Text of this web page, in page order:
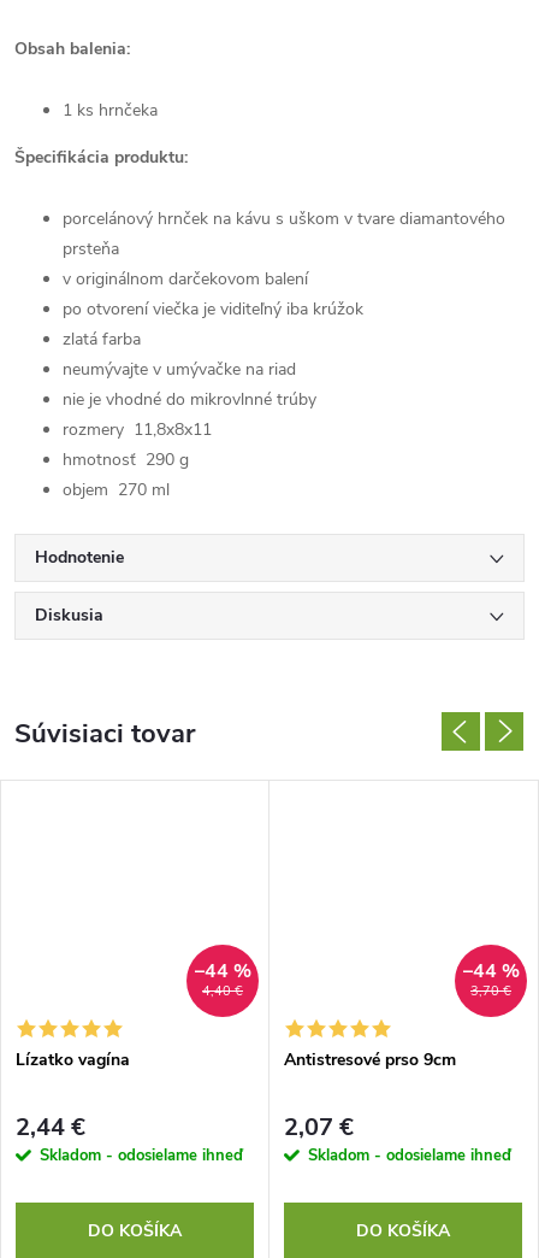
Obsah balenia:
1 ks hrnčeka
Špecifikácia produktu:
porcelánový hrnček na kávu s uškom v tvare diamantového
prsteňa
v originálnom darčekovom balení
po otvorení viečka je viditeľný iba krúžok
zlatá farba
neumývajte v umývačke na riad
nie je vhodné do mikrovlnné trúby
rozmery 11,8x8x11
hmotnosť 290 g
objem 270 ml
Hodnotenie
Diskusia
Súvisiaci tovar
4,40 €
–44 %
Lízatko vagína
2,44 €
Skladom - odosielame ihneď
DO KOŠÍKA
3,70 €
–44 %
Antistresové prso 9cm
2,07 €
Skladom - odosielame ihneď
DO KOŠÍKA